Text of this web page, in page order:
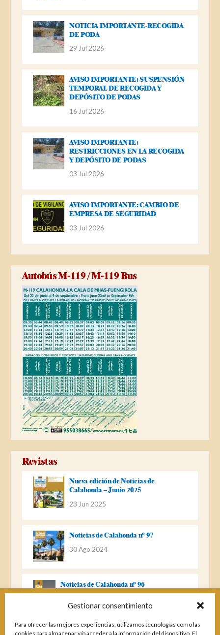
Gestionar consentimiento
Para ofrecer las mejores experiencias, utilizamos tecnologías como las
cookies para almacenar y/o acceder a la información del dispositivo. El
NOTICIA IMPORTANTE-RECOGIDA
DE PODA
29 Jul 2026
AVISO IMPORTANTE: SUSPENSIÓN
TEMPORAL DE RECOGIDA Y
DEPÓSITO DE PODAS
16 Jul 2026
AVISO IMPORTANTE:
RESTRICCIONES EN LA RECOGIDA
Y DEPÓSITO DE PODAS
03 Jul 2026
AVISO IMPORTANTE: CAMBIO DE
EMPRESA DE SEGURIDAD
03 Jul 2026
Autobús M-119 / M-119 Bus
Revistas
Nueva edición de Noticias de
Calahonda – Junio 2025
23 Jun 2025
Noticias de Calahonda nº 97
30 Ago 2024
Noticias de Calahonda nº 96
Noticias de Calahonda Nº 95